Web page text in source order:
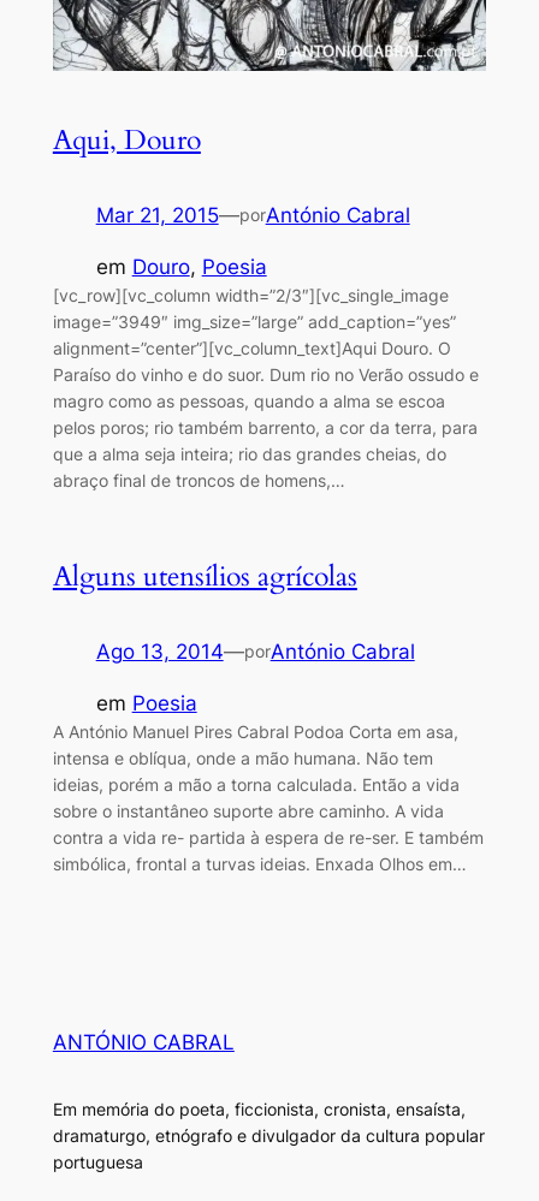
Aqui, Douro
Mar 21, 2015—porAntónio Cabral
em Douro, Poesia
[vc_row][vc_column width=”2/3″][vc_single_image
image=”3949″ img_size=”large” add_caption=”yes”
alignment=”center”][vc_column_text]Aqui Douro. O
Paraíso do vinho e do suor. Dum rio no Verão ossudo e
magro como as pessoas, quando a alma se escoa
pelos poros; rio também barrento, a cor da terra, para
que a alma seja inteira; rio das grandes cheias, do
abraço final de troncos de homens,…
Alguns utensílios agrícolas
Ago 13, 2014—porAntónio Cabral
em Poesia
A António Manuel Pires Cabral Podoa Corta em asa,
intensa e oblíqua, onde a mão humana. Não tem
ideias, porém a mão a torna calculada. Então a vida
sobre o instantâneo suporte abre caminho. A vida
contra a vida re- partida à espera de re-ser. E também
simbólica, frontal a turvas ideias. Enxada Olhos em…
ANTÓNIO CABRAL
Em memória do poeta, ficcionista, cronista, ensaísta,
dramaturgo, etnógrafo e divulgador da cultura popular
portuguesa